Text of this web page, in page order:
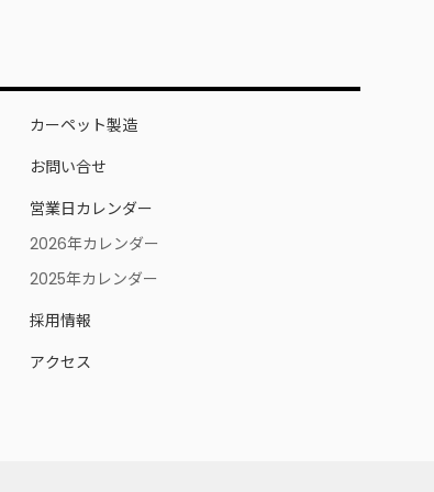
カーペット製造
お問い合せ
営業日カレンダー
2026年カレンダー
2025年カレンダー
採用情報
アクセス